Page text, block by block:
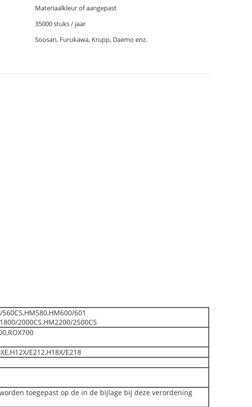
Materiaalkleur of aangepast
35000 stuks / jaar
Soosan, Furukawa, Krupp, Daemo enz.
601
2000CS,HM2200/2500CS
E212,H18X/E218
toegepast op de in de bijlage bij deze verordening